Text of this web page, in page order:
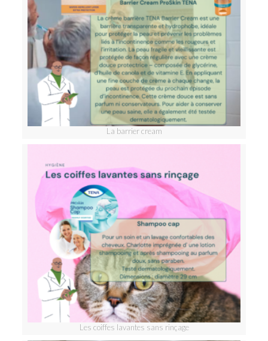
La barrier cream
Les coiffes lavantes sans rinçage